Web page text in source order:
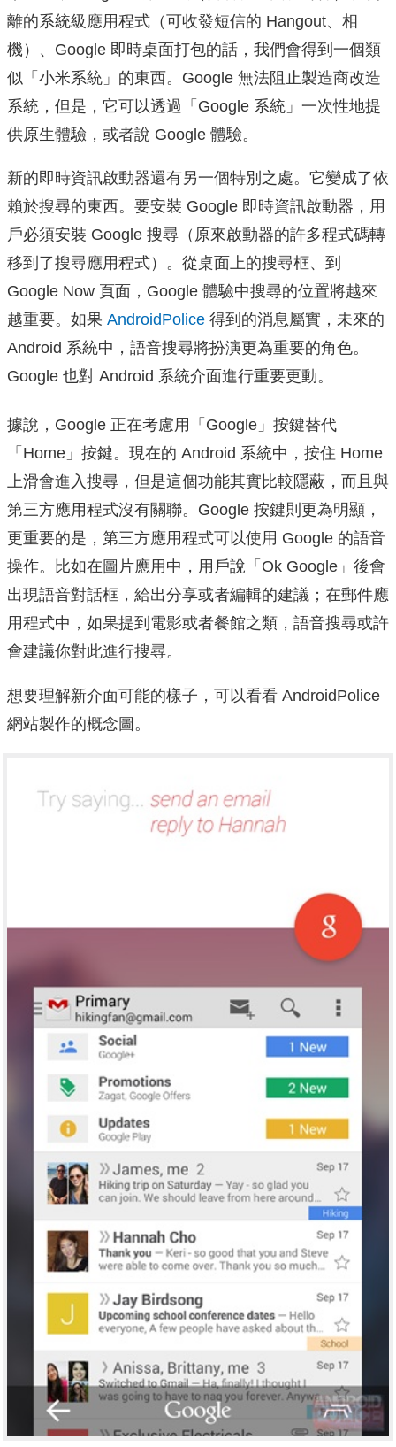
離的系統級應用程式（可收發短信的 Hangout、相
機）、Google 即時桌面打包的話，我們會得到一個類
似「小米系統」的東西。Google 無法阻止製造商改造
系統，但是，它可以透過「Google 系統」一次性地提
供原生體驗，或者說 Google 體驗。
新的即時資訊啟動器還有另一個特別之處。 它變成了依
賴於搜尋的東西。 要安裝 Google 即時資訊啟動器 ，用
戶必須安裝 Google 搜尋（原來啟動器的許多程式碼轉
移到了搜尋應用程式）。 從桌面上的搜尋框、到
Google Now 頁面，Google 體驗中搜尋的位置將越來
越重要。 如果 AndroidPolice 得到的消息屬實，未來的
Android 系統中，語音搜尋將扮演更為重要的角色。
Google 也對 Android 系統介面進行重要更動。
據說，Google 正在考慮用「Google」按鍵替代
「Home」按鍵。 現在的 Andr​​oid 系統中，按住 Home
上滑會進入搜尋，但是這個功能其實比較隱蔽，而且與
第三方應用程式沒有關聯。 Google 按鍵則更為明顯，
更重要的是，第三方應用程式可以使用 Google 的語音
操作。
比如在圖片應用中，用戶說「Ok Google」後會
出現語音對話框，給出分享或者編輯的建議；在郵件應
用程式中，如果提到電影或者餐館之類，語音搜尋或許
會建議你對此進行搜尋。
想要理解新介面可能的樣子，可以看看 AndroidPolice
網站製作的概念圖。